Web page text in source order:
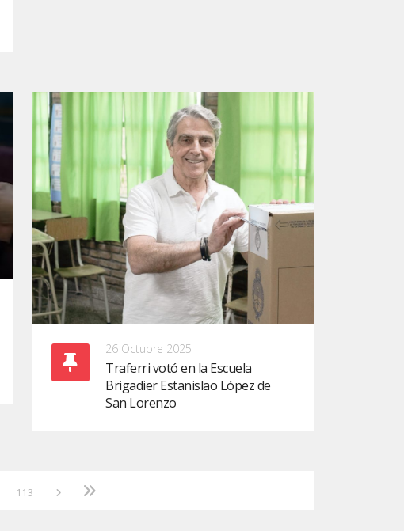
26 Octubre 2025
Traferri votó en la Escuela
Brigadier Estanislao López de
San Lorenzo
113